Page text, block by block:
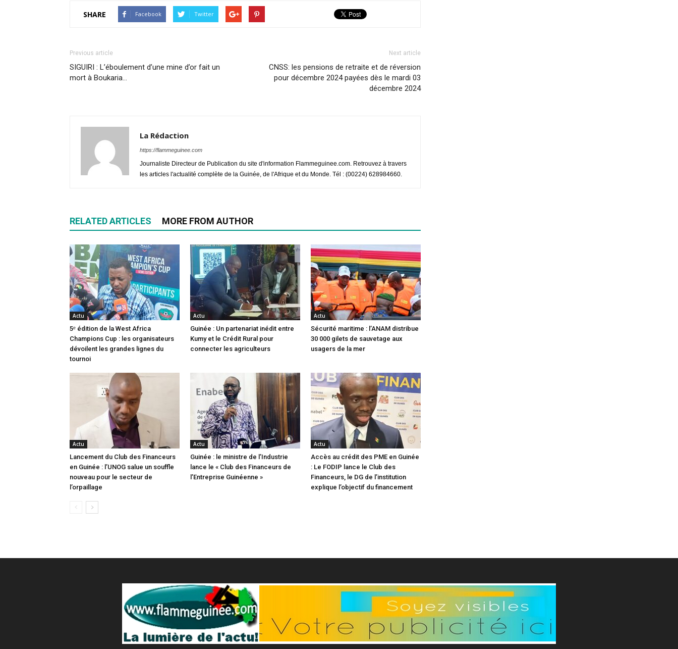
SHARE Facebook Twitter
Previous article
SIGUIRI : L’éboulement d’une mine d’or fait un
mort à Boukaria…
Next article
CNSS: les pensions de retraite et de réversion
pour décembre 2024 payées dès le mardi 03
décembre 2024
La Rédaction
https://flammeguinee.com
Journaliste Directeur de Publication du site d'information Flammeguinee.com. Retrouvez à travers
les articles l'actualité complète de la Guinée, de l'Afrique et du Monde. Tél : (00224) 628984660.
RELATED ARTICLES MORE FROM AUTHOR
Actu
5ᵉ édition de la West Africa
Champions Cup : les organisateurs
dévoilent les grandes lignes du
tournoi
Actu
Guinée : Un partenariat inédit entre
Kumy et le Crédit Rural pour
connecter les agriculteurs
Actu
Sécurité maritime : l’ANAM distribue
30 000 gilets de sauvetage aux
usagers de la mer
Actu
Lancement du Club des Financeurs
en Guinée : l’UNOG salue un souffle
nouveau pour le secteur de
l’orpaillage
Actu
Guinée : le ministre de l’Industrie
lance le « Club des Financeurs de
l’Entreprise Guinéenne »
Actu
Accès au crédit des PME en Guinée
: Le FODIP lance le Club des
Financeurs, le DG de l’institution
explique l’objectif du financement